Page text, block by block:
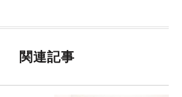
関連記事